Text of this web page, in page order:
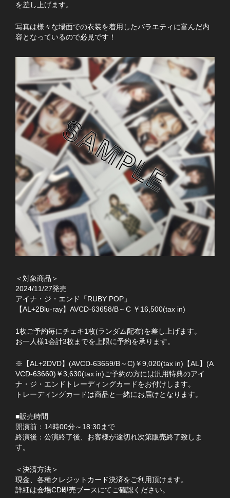
を差し上げます。
写真は様々な場面での衣装を着用したバラエティに富んだ内
容となっているので必見です！
＜対象商品＞
2024/11/27発売
アイナ・ジ・エンド「RUBY POP」
【AL+2Blu-ray】AVCD-63658/B～C ￥16,500(tax in)
1枚ご予約毎にチェキ1枚(ランダム配布)を差し上げます。
お一人様1会計3枚までを上限に予約を承ります。
※【AL+2DVD】(AVCD-63659/B～C)￥9,020(tax in)【AL】(A
VCD-63660)￥3,630(tax in)ご予約の方には汎用特典のアイ
ナ・ジ・エンドトレーディングカードをお付けします。
トレーディングカードは商品と一緒にお届けとなります。
■販売時間
開演前：14時00分～18:30まで
終演後：公演終了後、お客様が途切れ次第販売終了致しま
す。
＜決済方法＞
現金、各種クレジットカード決済をご利用頂けます。
詳細は会場CD即売ブースにてご確認ください。